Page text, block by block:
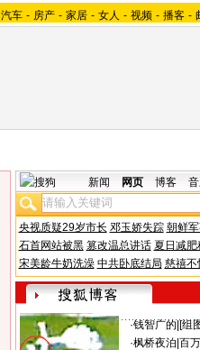
汽车 - 房产 - 家居 - 女人 - 视频 - 播客 -
新闻 网页 博客
央视质疑29岁市长 邓玉娇失踪 朝鲜
石首网站被黑 篡改温总讲话 夏日减肥
宋美龄牛奶洗澡 中共卧底结局 慈禧不
·钱智广的 [组
·枫桥夜泊 百